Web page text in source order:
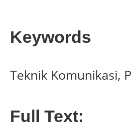
Keywords
Teknik Komunikasi,
Full Text: